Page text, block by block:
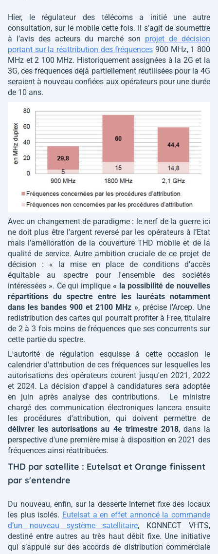
Hier, le régulateur des télécoms a initié une autre
consultation, sur le mobile cette fois. Il s’agit de soumettre
à l’avis des acteurs du marché son projet de décision
portant sur la réattribution des fréquences 900 MHz, 1 800
MHz et 2 100 MHz. Historiquement assignées à la 2G et la
3G, ces fréquences déjà partiellement réutilisées pour la 4G
seraient à nouveau confiées aux opérateurs pour une durée
de 10 ans.
Avec un changement de paradigme : le nerf de la guerre ici
ne doit plus être l’argent reversé par les opérateurs à l’Etat
mais l’amélioration de la couverture THD mobile et de la
qualité de service. Autre ambition cruciale de ce projet de
décision : « la mise en place de conditions d'accès
équitable au spectre pour l'ensemble des sociétés
intéressées ». Ce qui implique « la possibilité de nouvelles
répartitions du spectre entre les lauréats notamment
dans les bandes 900 et 2100 MHz », précise l’Arcep. Une
redistribution des cartes qui pourrait profiter à Free, titulaire
de 2 à 3 fois moins de fréquences que ses concurrents sur
cette partie du spectre.
L'autorité de régulation esquisse à cette occasion le
calendrier d'attribution de ces fréquences sur lesquelles les
autorisations des opérateurs courent jusqu'en 2021, 2022
et 2024. La décision d'appel à candidatures sera adoptée
en juin après analyse des contributions. Le ministre
chargé des communication électroniques lancera ensuite
les procédures d'attribution, qui doivent permettre de
délivrer les autorisations au 4e trimestre 2018, dans la
perspective d'une première mise à disposition en 2021 des
fréquences ainsi réattribuées.
THD par satellite : Eutelsat et Orange finissent
par s'entendre
Du nouveau, enfin, sur la desserte Internet fixe des locaux
les plus isolés. Eutelsat a en effet annoncé la commande
d’un nouveau système satellitaire, KONNECT VHTS,
destiné entre autres au très haut débit fixe. Une initiative
qui s’appuie sur des accords de distribution commerciale